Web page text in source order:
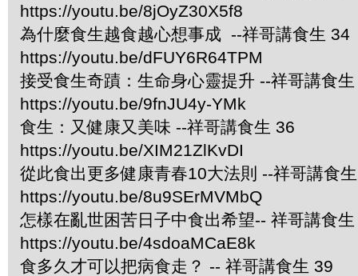
https://youtu.be/8jOyZ30X5f8
為什麼食生越食越心想事成 --祥哥講食生 34
https://youtu.be/dFUY6R64TPM
接受食生奇蹟：生命身心靈提升 --祥哥講食
https://youtu.be/9fnJU4y-YMk
食生：又健康又美味 --祥哥講食生 36
https://youtu.be/XIM21ZlKvDI
從此食出更多健康青春10大法則 --祥哥講食
https://youtu.be/8u9SErMVMbQ
怎樣在亂世困苦日子中食出希望-- 祥哥講食
https://youtu.be/4sdoaMCaE8k
食多久才可以把病食走？ -- 祥哥講食生 39